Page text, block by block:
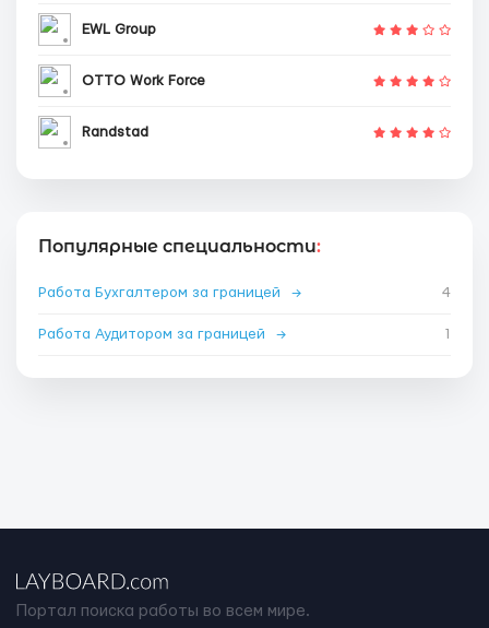
EWL Group
OTTO Work Force
Randstad
Популярные специальности:
Работа Бухгалтером за границей → 4
Работа Аудитором за границей → 1
Портал поиска работы во всем мире.